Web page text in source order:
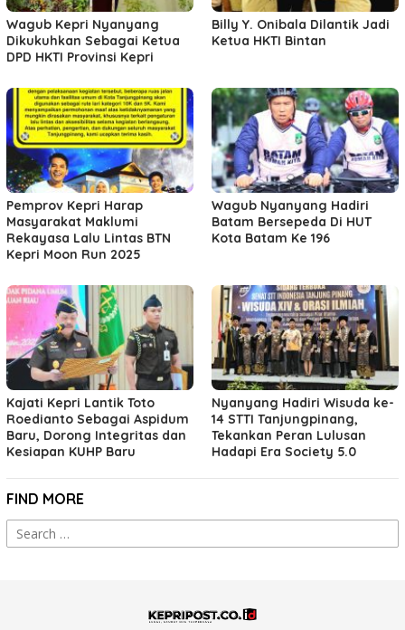
Wagub Kepri Nyanyang
Dikukuhkan Sebagai Ketua
DPD HKTI Provinsi Kepri
Billy Y. Onibala Dilantik Jadi
Ketua HKTI Bintan
Pemprov Kepri Harap
Masyarakat Maklumi
Rekayasa Lalu Lintas BTN
Kepri Moon Run 2025
Wagub Nyanyang Hadiri
Batam Bersepeda Di HUT
Kota Batam Ke 196
Kajati Kepri Lantik Toto
Roedianto Sebagai Aspidum
Baru, Dorong Integritas dan
Kesiapan KUHP Baru
Nyanyang Hadiri Wisuda ke-
14 STTI Tanjungpinang,
Tekankan Peran Lulusan
Hadapi Era Society 5.0
FIND MORE
Search
for: